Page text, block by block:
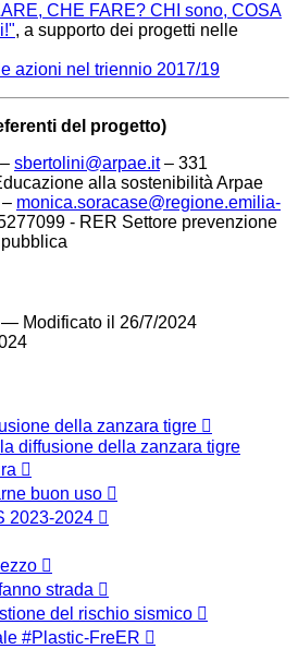
CHE FARE? CHI sono, COSA
, a supporto dei progetti nelle
azioni nel triennio 2017/19
del progetto)
– sbertolini@arpae.it– 331
alla sostenibilità Arpae
– monica.soracase@regione.emilia-
- RER Settore prevenzione
— Modificato il 26/7/2024
della zanzara tigre
diffusione della zanzara tigre
buon uso
2023-2024
strada
del rischio sismico
#Plastic-FreER